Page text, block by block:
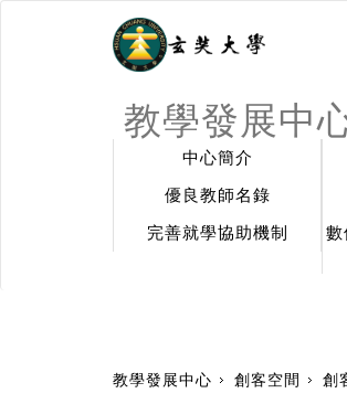
教學發展中
中心簡介
優良教師名錄
完善就學協助機制
數
教學發展中心 創客空間 創